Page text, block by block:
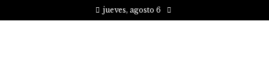
jueves, agosto 6